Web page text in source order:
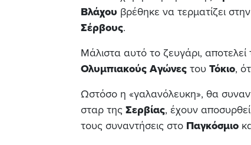
Βλάχου βρέθηκε να τερματίζει
Σέρβους.
Μάλιστα αυτό το ζευγάρι,
Ολυμπιακούς Αγώνες του Τόκιο,
Ωστόσο η «γαλανόλευκη», θα
σταρ της Σερβίας, έχουν
τους συναντήσεις στο Παγκόσμιο